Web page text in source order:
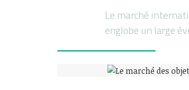
Le marché
englobe un large